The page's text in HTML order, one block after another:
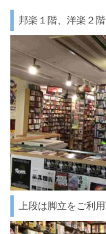
邦楽１階、洋楽２階
上段は脚立をご利